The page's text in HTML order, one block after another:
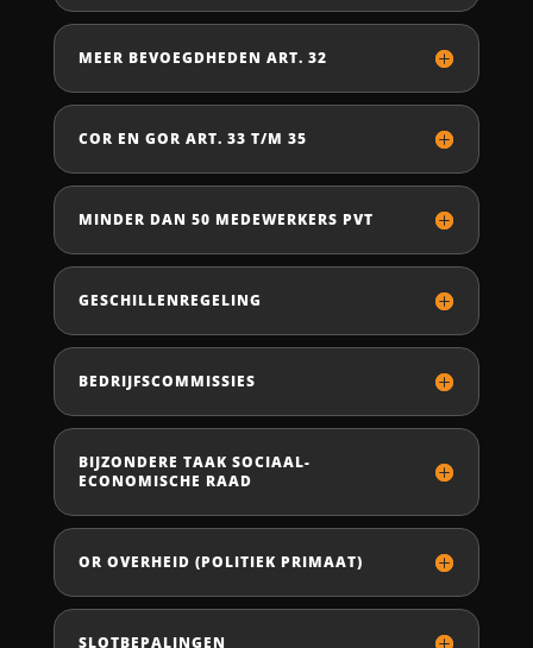
MEER BEVOEGDHEDEN ART. 32
COR EN GOR ART. 33 T/M 35
MINDER DAN 50 MEDEWERKERS PVT
GESCHILLENREGELING
BEDRIJFSCOMMISSIES
BIJZONDERE TAAK SOCIAAL-
ECONOMISCHE RAAD
OR OVERHEID (POLITIEK PRIMAAT)
SLOTBEPALINGEN